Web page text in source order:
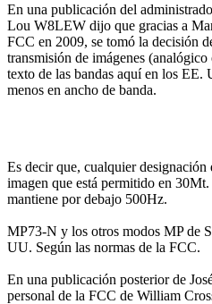
En una publicación del
Lou W8LEW dijo que gracias a
FCC en 2009, se tomó la decisión
transmisión de imágenes
texto de las bandas aquí en los EE.
menos en ancho de banda.
Es decir que, cualquier designación
imagen que está permitido en
mantiene por debajo 500Hz.
MP73-N y los otros modos MP de
UU. Según las normas de la FCC.
En una publicación posterior de
personal de la FCC de William